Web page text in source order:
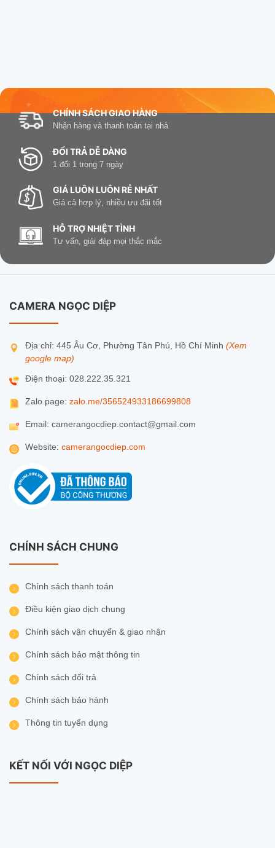
CHÍNH SÁCH GIAO HÀNG
Nhận hàng và thanh toán tại nhà
ĐỔI TRẢ DỄ DÀNG
1 đổi 1 trong 7 ngày
GIÁ LUÔN LUÔN RẺ NHẤT
Giá cả hợp lý, nhiều ưu đãi tốt
HỖ TRỢ NHIỆT TÌNH
Tư vấn, giải đáp mọi thắc mắc
CAMERA NGỌC DIỆP
Địa chỉ: 445 Âu Cơ, Phường Tân Phú, Hồ Chí Minh (Xem
google map)
Điện thoại: 028.222.35.321
Zalo page: zalo.me/356524933186699808
Email: camerangocdiep.contact@gmail.com
Website: camerangocdiep.com
CHÍNH SÁCH CHUNG
Chính sách thanh toán
Điều kiện giao dịch chung
Chính sách vận chuyển & giao nhận
Chính sách bảo mật thông tin
Chính sách đổi trả
Chính sách bảo hành
Thông tin tuyển dụng
KẾT NỐI VỚI NGỌC DIỆP